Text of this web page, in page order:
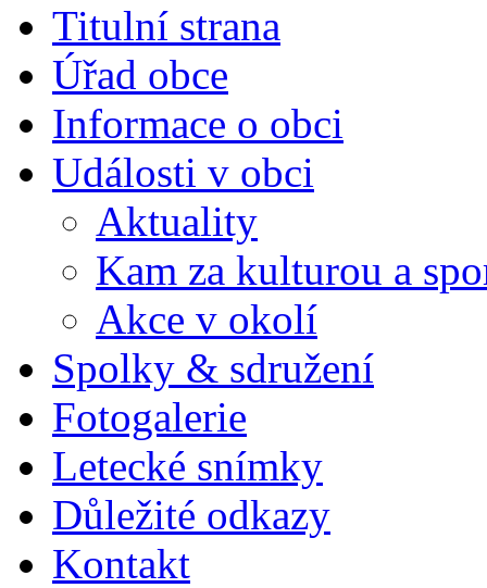
Titulní strana
Úřad obce
Informace o obci
Události v obci
Aktuality
Kam za kulturou a
Akce v okolí
Spolky & sdružení
Fotogalerie
Letecké snímky
Důležité odkazy
Kontakt